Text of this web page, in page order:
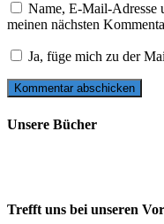
Name, E-Mail-Adresse
meinen nächsten
Ja, füge mich zu der
Unsere Bücher
Trefft uns bei unseren